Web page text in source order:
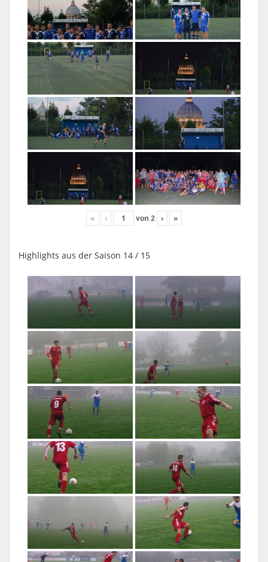
« ‹ von 2 › »
Highlights aus der Saison 14 / 15